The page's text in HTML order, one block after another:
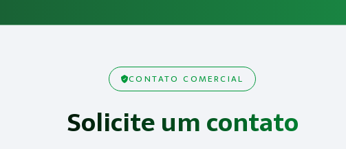
CONTATO COMERCIAL
Solicite um contato